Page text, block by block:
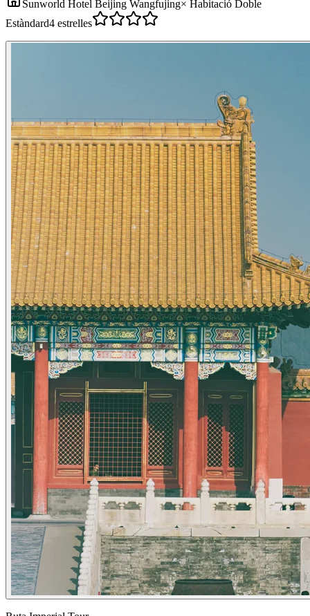
Sunworld Hotel Beijing Wangfujing× Habitació Doble
Estàndard4 estrelles